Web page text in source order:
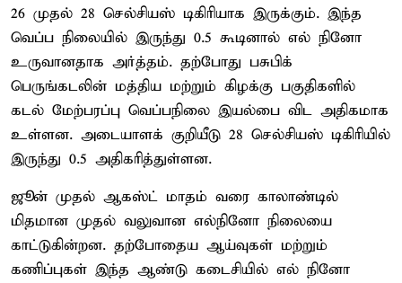
26 முதல் 28 செல்சியஸ் டிகிரியாக இருக்கும். இந்த
வெப்ப நிலையில் இருந்து 0.5 கூடினால் எல் நினோ
உருவானதாக அர்த்தம். தற்போது பசுபிக்
பெருங்கடலின் மத்திய மற்றும் கிழக்கு பகுதிகளில்
கடல் மேற்பரப்பு வெப்பநிலை இயல்பை விட அதிகமாக
உள்ளன. அடையாளக் குறியீடு 28 செல்சியஸ் டிகிரியில்
இருந்து 0.5 அதிகரித்துள்ளன.
ஜூன் முதல் ஆகஸ்ட் மாதம் வரை காலாண்டில்
மிதமான முதல் வலுவான எல்நினோ நிலையை
காட்டுகின்றன. தற்போதைய ஆய்வுகள் மற்றும்
கணிப்புகள் இந்த ஆண்டு கடைசியில் எல் நினோ